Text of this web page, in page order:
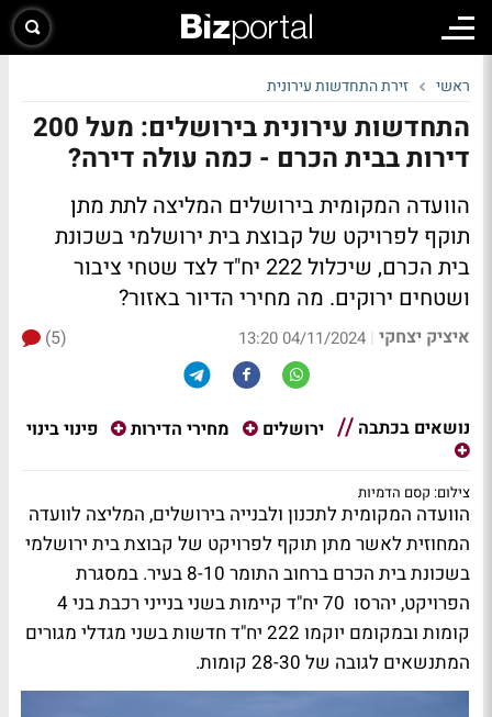
ראשי זירת התחדשות עירונית
התחדשות עירונית בירושלים: מעל 200
דירות בבית הכרם - כמה עולה דירה?
הוועדה המקומית בירושלים המליצה לתת מתן
תוקף לפרויקט של קבוצת בית ירושלמי בשכונת
בית הכרם, שיכלול 222 יח"ד לצד שטחי ציבור
ושטחים ירוקים. מה מחירי הדיור באזור?
איציק יצחקי |
04/11/2024 13:20
(5)
נושאים בכתבה ירושלים מחירי הדירות פינוי בינוי
צילום: קסם הדמיות
הוועדה המקומית לתכנון ולבנייה בירושלים, המליצה לוועדה
המחוזית לאשר מתן תוקף לפרויקט של קבוצת בית ירושלמי
בשכונת בית הכרם ברחוב התומר 8-10 בעיר. במסגרת
הפרויקט, יהרסו 70 יח"ד קיימות בשני בנייני רכבת בני 4
קומות ובמקומם יוקמו 222 יח"ד חדשות בשני מגדלי מגורים
המתנשאים לגובה של 28-30 קומות.